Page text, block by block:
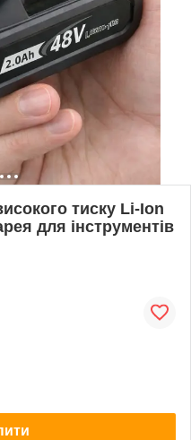
тиску Li-Ion
для інструментів